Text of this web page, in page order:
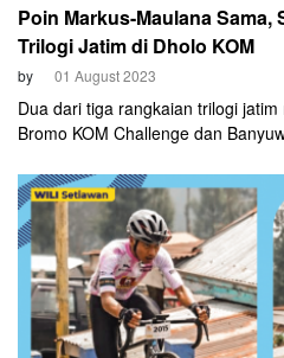
Poin Markus-Maulana Sama,
Trilogi Jatim di Dholo KOM
by 01 August 2023
Dua dari tiga rangkaian trilogi
Bromo KOM Challenge dan
gelar trilogi jatim. Kategori Men
persaingan sengit yang
Markus Parcoyo yang memiliki